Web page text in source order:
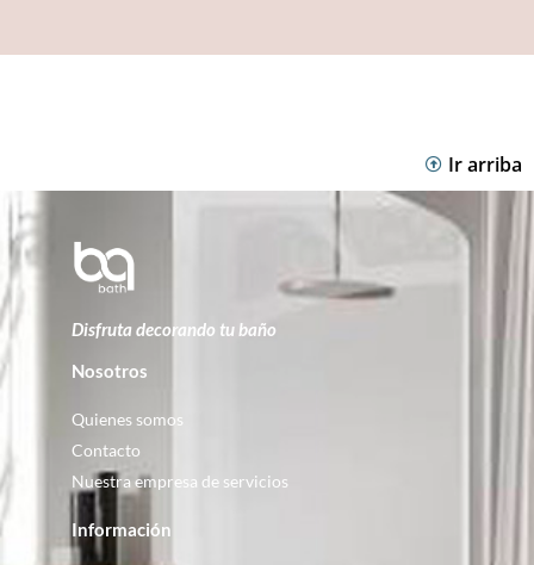
Ir arriba
Disfruta decorando tu baño
Nosotros
Quienes somos
Contacto
Nuestra empresa de servicios
Información